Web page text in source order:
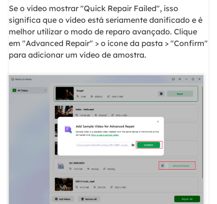
Se o vídeo mostrar "Quick Repair Failed", isso
significa que o vídeo está seriamente danificado e é
melhor utilizar o modo de reparo avançado. Clique
em "Advanced Repair" > o ícone da pasta > "Confirm"
para adicionar um vídeo de amostra.